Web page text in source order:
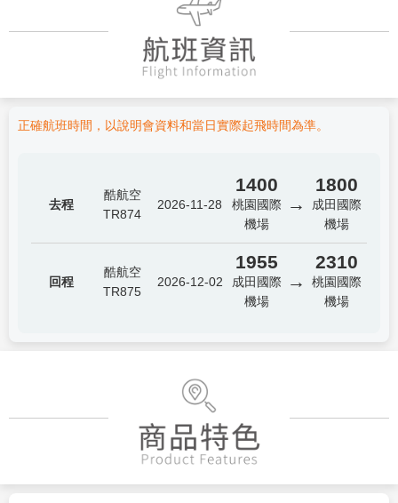
正確航班時間，以說明會資料和當日實際起飛時間為準。
去程
酷航空
TR874
2026-11-28
1400
桃園國際
機場
→
1800
成田國際
機場
回程
酷航空
TR875
2026-12-02
1955
成田國際
機場
→
2310
桃園國際
機場